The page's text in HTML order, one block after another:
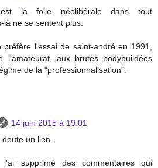
la folie néolibérale dans tout
là ne se sentent plus.
l'essai de saint-andré en 1991,
l'amateurat, aux brutes bodybuildées
de la "professionnalisation".
14 juin 2015 à 19:01
un lien.
j'ai supprimé des commentaires qui